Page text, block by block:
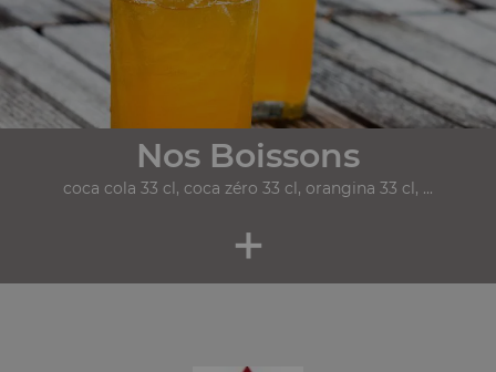
Nos Boissons
coca cola 33 cl, coca zéro 33 cl, orangina 33 cl, ...
+